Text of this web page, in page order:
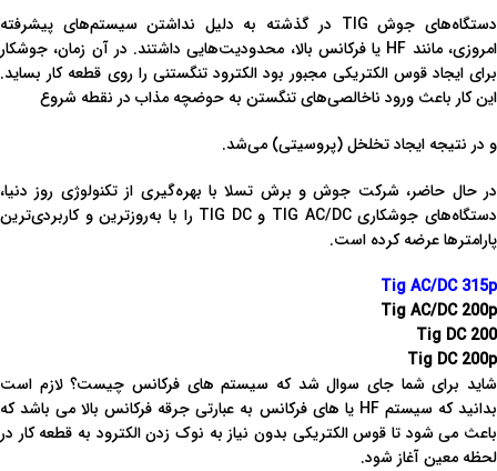
دستگاه‌های جوش TIG در گذشته به دلیل نداشتن سیستم‌های پیشرفته
امروزی، مانند HF یا فرکانس بالا، محدودیت‌هایی داشتند. در آن زمان، جوشکار
برای ایجاد قوس الکتریکی مجبور بود الکترود تنگستنی را روی قطعه کار بساید.
این کار باعث ورود ناخالصی‌های تنگستن به حوضچه مذاب در نقطه شروع
و در نتیجه ایجاد تخلخل (پروسیتی) می‌شد.
در حال حاضر، شرکت جوش و برش تسلا با بهره‌گیری از تکنولوژی روز دنیا،
دستگاه‌های جوشکاری TIG AC/DC و TIG DC را با به‌روزترین و کاربردی‌ترین
پارامترها عرضه کرده است.
Tig AC/DC 315p
Tig AC/DC 200p
Tig DC 200
Tig DC 200p
شاید برای شما جای سوال شد که سیستم های فرکانس چیست؟ لازم است
بدانید که سیستم HF یا های فرکانس به عبارتی جرقه فرکانس بالا می باشد که
باعث می شود تا قوس الکتریکی بدون نیاز به نوک زدن الکترود به قطعه کار در
لحظه معین آغاز شود.